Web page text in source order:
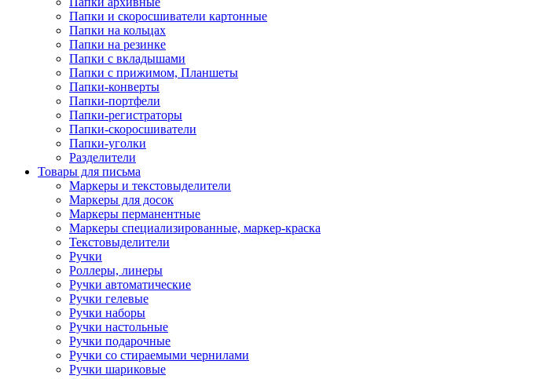
Папки и скоросшиватели картонные
Папки на кольцах
Папки на резинке
Папки с вкладышами
Папки с прижимом, Планшеты
Папки-конверты
Папки-портфели
Папки-регистраторы
Папки-скоросшиватели
Папки-уголки
Разделители
Товары для письма
Маркеры и текстовыделители
Маркеры для досок
Маркеры перманентные
Маркеры специализированные, маркер-краска
Текстовыделители
Ручки
Роллеры, линеры
Ручки автоматические
Ручки гелевые
Ручки наборы
Ручки настольные
Ручки подарочные
Ручки со стираемыми чернилами
Ручки шариковые